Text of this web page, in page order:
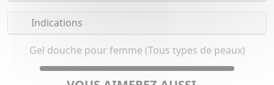
Indications
Gel douche pour femme (Tous types de peaux)